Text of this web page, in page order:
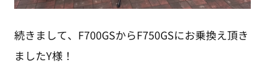
続きまして、F700GSからF750GSにお乗換え頂き
ましたY様！